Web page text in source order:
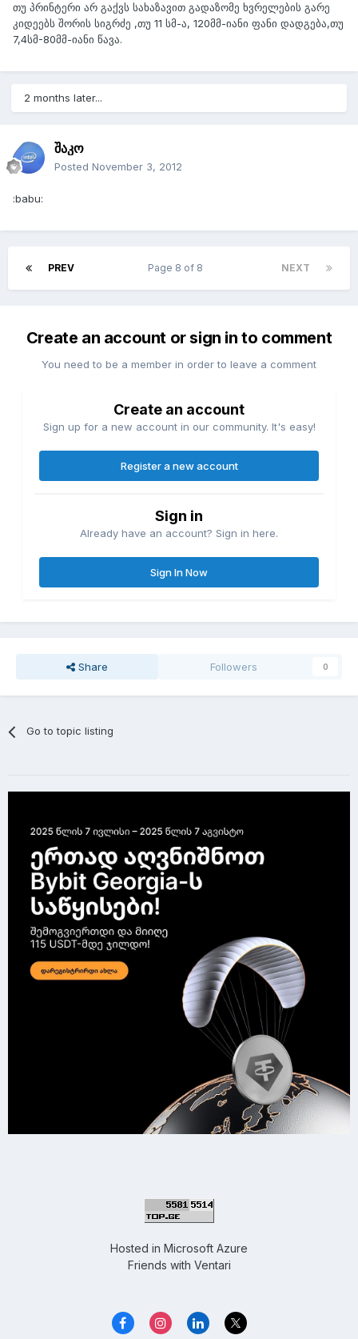
თუ პრინტერი არ გაქვს სახაზავით გადაზომე ხვრელების გარე
კიდეებს შორის სიგრძე ,თუ 11 სმ-ა, 120მმ-იანი ფანი დადგება,თუ
7,4სმ-80მმ-იანი წავა.
2 months later...
შაკო
Posted November 3, 2012
:babu:
PREV NEXT
Page 8 of 8
Create an account or sign in to comment
You need to be a member in order to leave a comment
Create an account
Sign up for a new account in our community. It's easy!
Register a new account
Sign in
Already have an account? Sign in here.
Sign In Now
Share Followers 0
Go to topic listing
Hosted in Microsoft Azure
Friends with Ventari